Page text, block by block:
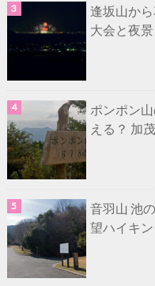
逢坂山か
大会と夜
ポンポン
える？ 加
音羽山 池
望ハイキ